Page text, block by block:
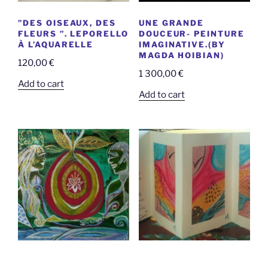
”DES OISEAUX, DES
FLEURS ”. LEPORELLO
À L’AQUARELLE
120,00€
Add to cart
UNE GRANDE
DOUCEUR- PEINTURE
IMAGINATIVE.(BY
MAGDA HOIBIAN)
1 300,00€
Add to cart